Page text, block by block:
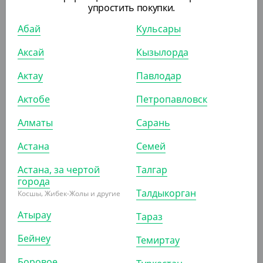
КОР (300)
ПОКАЗАТЬ ЕЩЁ
ПОХОЖИЕ ТОВАРЫ
АРТ. 2103611
-9%
1 870
(37.40
упростить покупки.
Абай
Аксай
Актау
Актобе
Алматы
Астана
Астана, за чертой
города
Косшы, Жибек-Жолы и другие
Атырау
Бейнеу
Кульсары
Кызылорда
Павлодар
Петропавловск
Сарань
Семей
Талгар
Талдыкорган
Тараз
Темиртау